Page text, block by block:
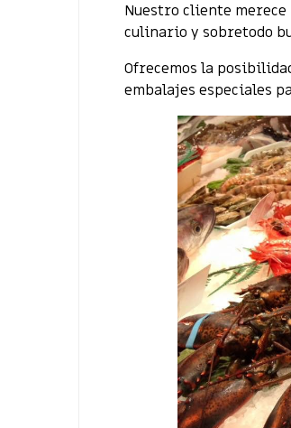
Nuestro cliente
culinario y sobretodo
Ofrecemos la
embalajes especiales